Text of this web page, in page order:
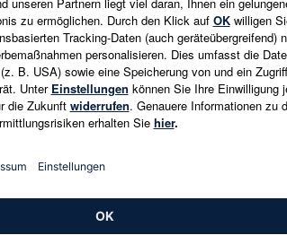
Trends,
jederzeit in
E-Mail-Adresse eingeben
Es gelten die Datenschutzrichtlinien